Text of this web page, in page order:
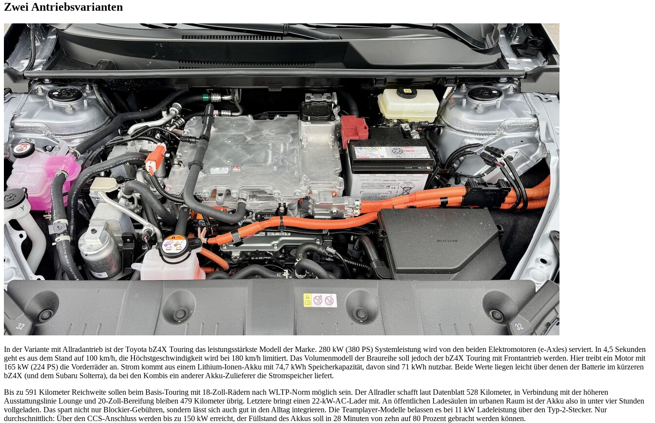
Zwei Antriebsvarianten
In der Variante mit Allradantrieb ist der Toyota bZ4X Touring das leistungsstärkste Modell der Marke. 280 kW (380 PS) Systemleistung wird von den beiden Elektromotoren (e-Axles) serviert. In 4,5 Sekunden
geht es aus dem Stand auf 100 km/h, die Höchstgeschwindigkeit wird bei 180 km/h limitiert. Das Volumenmodell der Braureihe soll jedoch der bZ4X Touring mit Frontantrieb werden. Hier treibt ein Motor mit
165 kW (224 PS) die Vorderräder an. Strom kommt aus einem Lithium-Ionen-Akku mit 74,7 kWh Speicherkapazität, davon sind 71 kWh nutzbar. Beide Werte liegen leicht über denen der Batterie im kürzeren
bZ4X (und dem Subaru Solterra), da bei den Kombis ein anderer Akku-Zulieferer die Stromspeicher liefert.
Bis zu 591 Kilometer Reichweite sollen beim Basis-Touring mit 18-Zoll-Rädern nach WLTP-Norm möglich sein. Der Allradler schafft laut Datenblatt 528 Kilometer, in Verbindung mit der höheren
Ausstattungslinie Lounge und 20-Zoll-Bereifung bleiben 479 Kilometer übrig. Letztere bringt einen 22-kW-AC-Lader mit. An öffentlichen Ladesäulen im urbanen Raum ist der Akku also in unter vier Stunden
vollgeladen. Das spart nicht nur Blockier-Gebühren, sondern lässt sich auch gut in den Alltag integrieren. Die Teamplayer-Modelle belassen es bei 11 kW Ladeleistung über den Typ-2-Stecker. Nur
durchschnittlich: Über den CCS-Anschluss werden bis zu 150 kW erreicht, der Füllstand des Akkus soll in 28 Minuten von zehn auf 80 Prozent gebracht werden können.